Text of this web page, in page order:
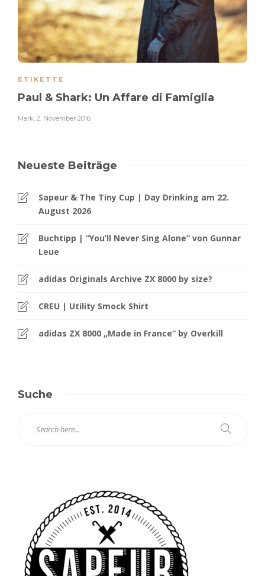
ETIKETTE
Paul & Shark: Un Affare di Famiglia
Mark, 2. November 2016
Neueste Beiträge
Sapeur & The Tiny Cup | Day Drinking am 22.
August 2026
Buchtipp | “You’ll Never Sing Alone” von Gunnar
Leue
adidas Originals Archive ZX 8000 by size?
CREU | Utility Smock Shirt
adidas ZX 8000 „Made in France“ by Overkill
Suche